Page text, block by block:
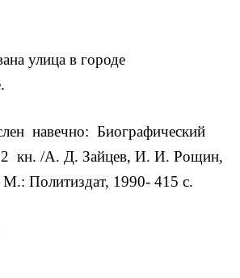
улица в городе
навечно: Биографический
кн. /А. Д. Зайцев, И. И. Рощин,
Политиздат, 1990- 415 с.